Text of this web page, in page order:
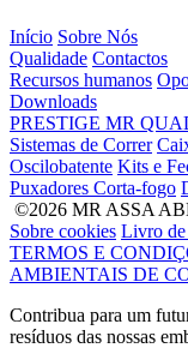
Início Sobre Nós
Qualidade Contactos
Recursos humanos
Downloads
PRESTIGE MR
Sistemas de Correr
Oscilobatente Kits e
Puxadores Corta-fogo
©2026 MR ASSA
Sobre cookies Livro de
TERMOS E
AMBIENTAIS DE
Contribua para um
resíduos das nossas